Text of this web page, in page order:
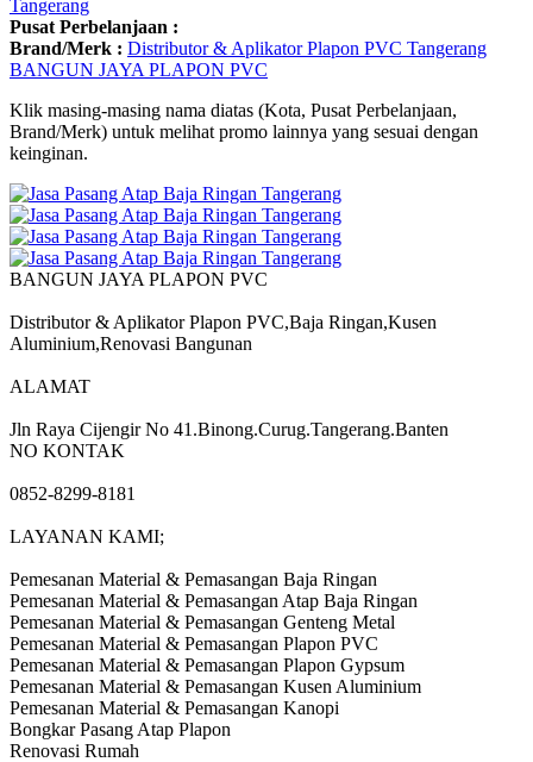
Tangerang
Pusat Perbelanjaan :
Brand/Merk : Distributor & Aplikator Plapon PVC Tangerang
BANGUN JAYA PLAPON PVC
Klik masing-masing nama diatas (Kota, Pusat Perbelanjaan,
Brand/Merk) untuk melihat promo lainnya yang sesuai dengan
keinginan.
BANGUN JAYA PLAPON PVC
Distributor & Aplikator Plapon PVC,Baja Ringan,Kusen
Aluminium,Renovasi Bangunan
ALAMAT
Jln Raya Cijengir No 41.Binong.Curug.Tangerang.Banten
NO KONTAK
0852-8299-8181
LAYANAN KAMI;
Pemesanan Material & Pemasangan Baja Ringan
Pemesanan Material & Pemasangan Atap Baja Ringan
Pemesanan Material & Pemasangan Genteng Metal
Pemesanan Material & Pemasangan Plapon PVC
Pemesanan Material & Pemasangan Plapon Gypsum
Pemesanan Material & Pemasangan Kusen Aluminium
Pemesanan Material & Pemasangan Kanopi
Bongkar Pasang Atap Plapon
Renovasi Rumah